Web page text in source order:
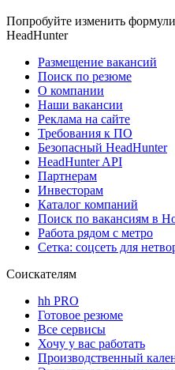
Попробуйте изменить
HeadHunter
Размещение вакансий
Поиск по резюме
О компании
Наши вакансии
Реклама на сайте
Требования к ПО
Безопасный HeadHunter
HeadHunter API
Партнерам
Инвесторам
Каталог компаний
Поиск по вакансиям в
Работа рядом с метро
Сетка: соцсеть для
Соискателям
hh PRO
Готовое резюме
Все сервисы
Хочу у вас работать
Производственный